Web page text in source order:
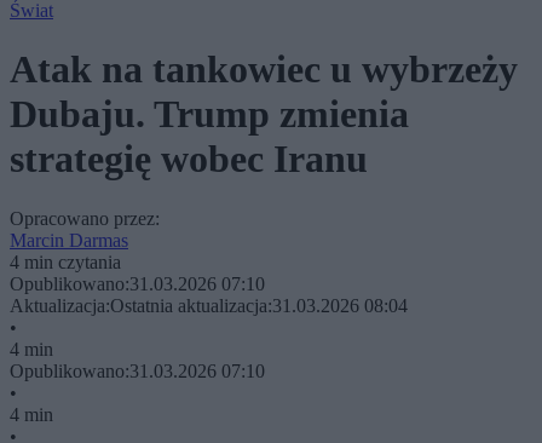
Świat
Atak na tankowiec u wybrzeży
Dubaju. Trump zmienia
strategię wobec Iranu
Opracowano przez:
Marcin Darmas
4 min czytania
Opublikowano:31.03.2026 07:10
Aktualizacja:Ostatnia aktualizacja:31.03.2026 08:04
•
4 min
Opublikowano:31.03.2026 07:10
•
4 min
•